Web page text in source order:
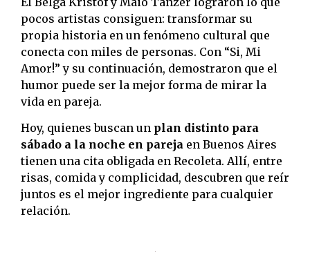
pocos artistas consiguen: transformar su
propia historia en un fenómeno cultural que
conecta con miles de personas. Con “Si, Mi
Amor!” y su continuación, demostraron que el
humor puede ser la mejor forma de mirar la
vida en pareja.
Hoy, quienes buscan un plan distinto para
sábado a la noche en pareja en Buenos Aires
tienen una cita obligada en Recoleta. Allí, entre
risas, comida y complicidad, descubren que reír
juntos es el mejor ingrediente para cualquier
relación.